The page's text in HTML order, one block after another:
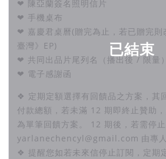
已結束
❤ 陳亞蘭簽名照明信片
❤ 手機桌布
❤ 嘉慶君桌曆(贈完為止，若已贈完則
臺灣》EP)
❤ 共同出品片尾列名（播出後 / 限量）
❤ 電子感謝函
❖ 定期定額選擇有回饋品之方案，其
付款總額，若未滿 12 期即終止贊助
為單筆回饋方案。 12 期後，若需停
yarlanechencyl@gmail.com 由專人
❖ 提醒您如若未來信停止訂閱，定期